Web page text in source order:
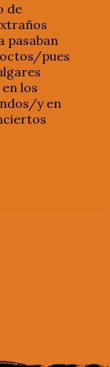
de
pasaban
pues
los
y en